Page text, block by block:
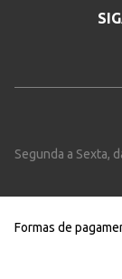
Segunda a Sexta,
Formas de